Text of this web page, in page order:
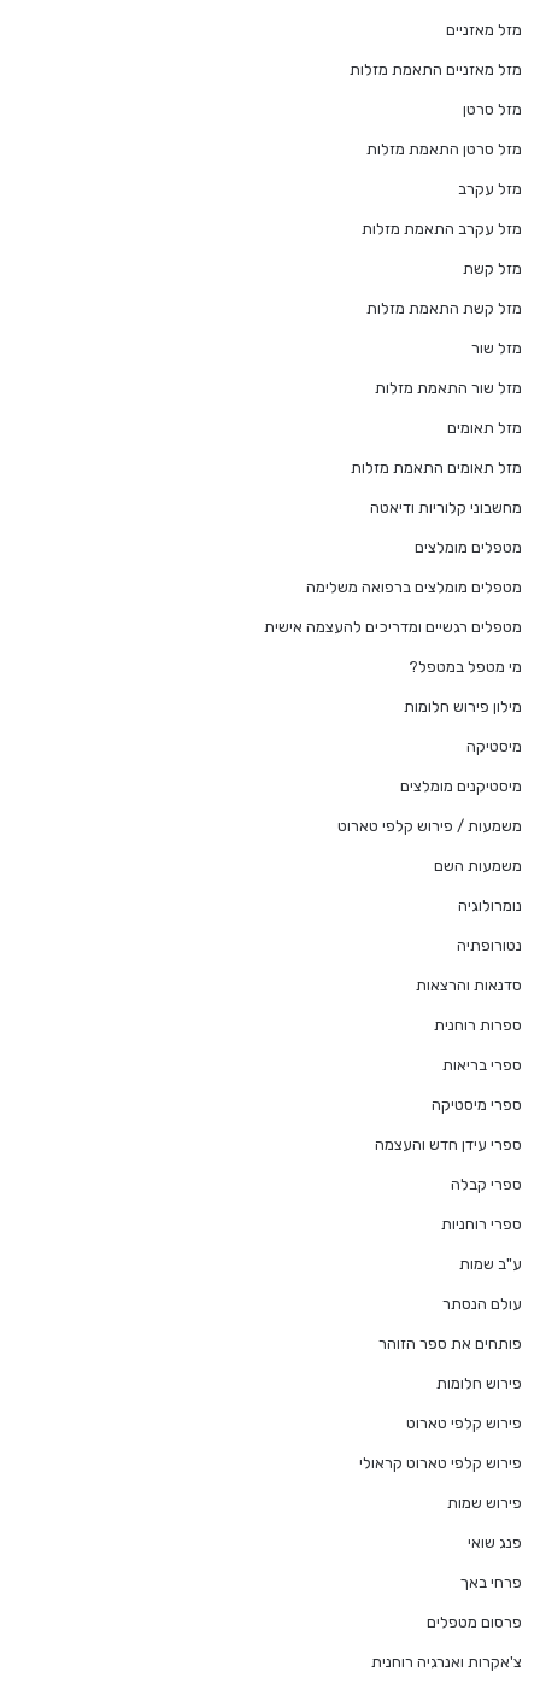
מזל מאזניים
מזל מאזניים התאמת מזלות
מזל סרטן
מזל סרטן התאמת מזלות
מזל עקרב
מזל עקרב התאמת מזלות
מזל קשת
מזל קשת התאמת מזלות
מזל שור
מזל שור התאמת מזלות
מזל תאומים
מזל תאומים התאמת מזלות
מחשבוני קלוריות ודיאטה
מטפלים מומלצים
מטפלים מומלצים ברפואה משלימה
מטפלים רגשיים ומדריכים להעצמה אישית
מי מטפל במטפל?
מילון פירוש חלומות
מיסטיקה
מיסטיקנים מומלצים
משמעות / פירוש קלפי טארוט
משמעות השם
נומרולוגיה
נטורופתיה
סדנאות והרצאות
ספרות רוחנית
ספרי בריאות
ספרי מיסטיקה
ספרי עידן חדש והעצמה
ספרי קבלה
ספרי רוחניות
ע"ב שמות
עולם הנסתר
פותחים את ספר הזוהר
פירוש חלומות
פירוש קלפי טארוט
פירוש קלפי טארוט קראולי
פירוש שמות
פנג שואי
פרחי באך
פרסום מטפלים
צ'אקרות ואנרגיה רוחנית